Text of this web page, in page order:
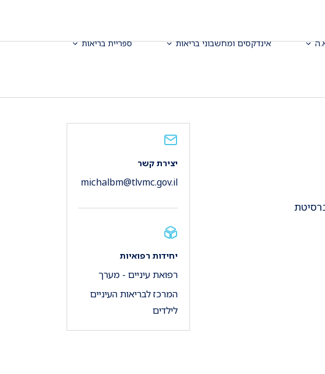
אינדקסים ומחשבוני בריאות ספריית בריאות
יצירת קשר
michalbm@tlvmc.gov.il
יחידות רפואיות
רפואת עיניים - מערך
המרכז לבריאות העיניים
לילדים